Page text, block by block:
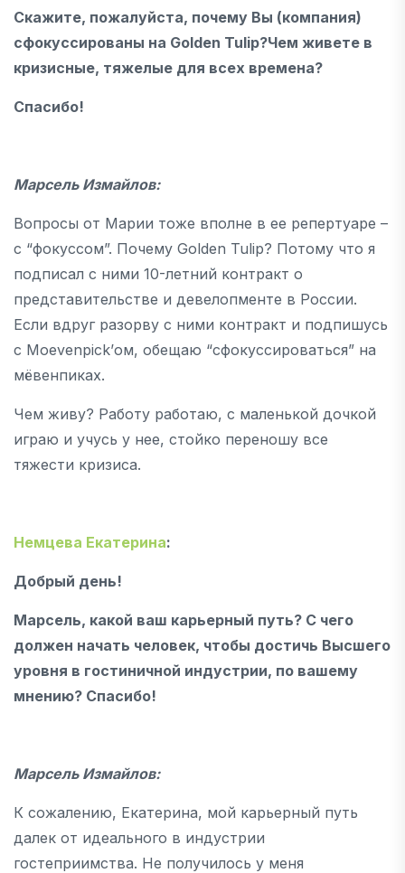
Скажите, пожалуйста, почему Вы (компания)
сфокуссированы на Golden Tulip?Чем живете в
кризисные, тяжелые для всех времена?
Спасибо!
Марсель Измайлов:
Вопросы от Марии тоже вполне в ее репертуаре –
с “фокуссом”. Почему Golden Tulip? Потому что я
подписал с ними 10-летний контракт о
представительстве и девелопменте в России.
Если вдруг разорву с ними контракт и подпишусь
с Moеvenpick’ом, обещаю “сфокуссироваться” на
мёвенпиках.
Чем живу? Работу работаю, с маленькой дочкой
играю и учусь у нее, стойко переношу все
тяжести кризиса.
Немцева Екатерина:
Добрый день!
Марсель, какой ваш карьерный путь? С чего
должен начать человек, чтобы достичь Высшего
уровня в гостиничной индустрии, по вашему
мнению? Спасибо!
Марсель Измайлов:
К сожалению, Екатерина, мой карьерный путь
далек от идеального в индустрии
гостеприимства. Не получилось у меня